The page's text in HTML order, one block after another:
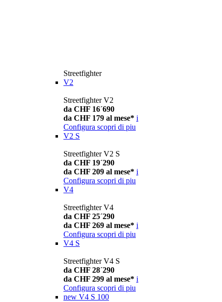
Streetfighter
V2
Streetfighter V2
da CHF 16´690
da CHF 179 al mese* i
Configura scopri di piu
V2 S
Streetfighter V2 S
da CHF 19´290
da CHF 209 al mese* i
Configura scopri di piu
V4
Streetfighter V4
da CHF 25´290
da CHF 269 al mese* i
Configura scopri di piu
V4 S
Streetfighter V4 S
da CHF 28´290
da CHF 299 al mese* i
Configura scopri di piu
new V4 S 100